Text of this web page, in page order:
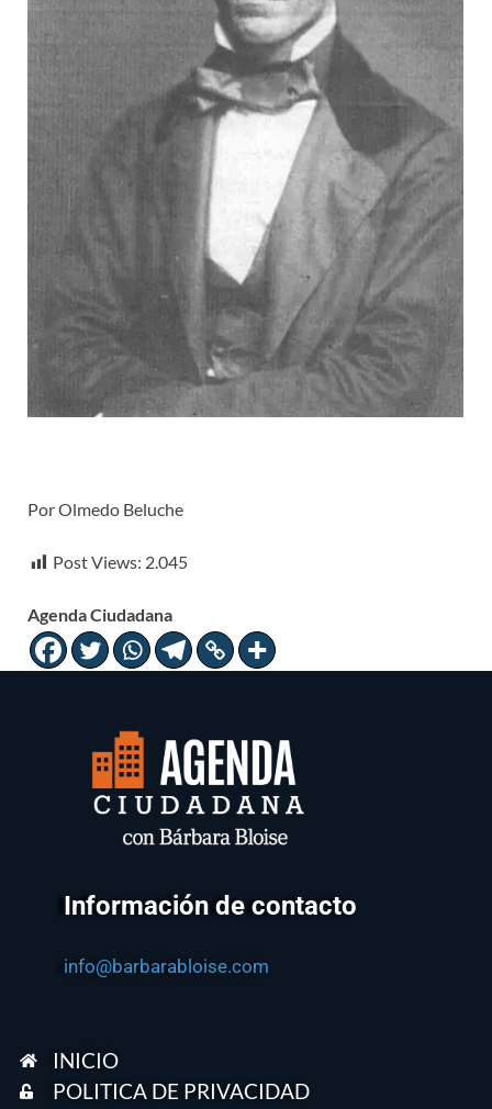
Por Olmedo Beluche
Post Views: 2.045
Agenda Ciudadana
Información de contacto
info@barbarabloise.com
INICIO
POLITICA DE PRIVACIDAD